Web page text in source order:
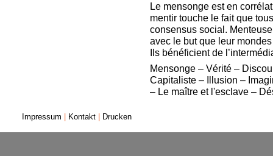
Le mensonge est en
mentir touche le fait que
consensus social.
avec le but que leur
Ils bénéficient de
Mensonge – Vérité –
Capitaliste – Illusion –
– Le maître et l'esclave –
Impressum Kontakt Drucken